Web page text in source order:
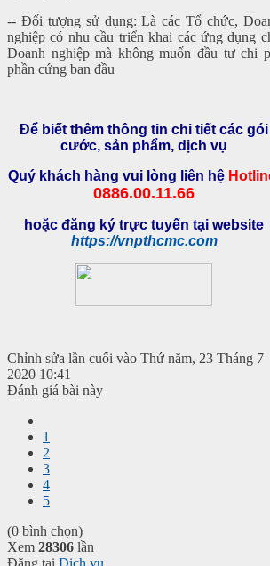
-- Đối tượng sử dụng: Là các Tổ chức,
nghiệp có nhu cầu triển khai các ứng dụng
Doanh nghiệp mà không muốn đầu tư chi
phần cứng ban đầu
Để biết thêm thông tin chi tiết các gói
cước, sản phẩm, dịch vụ
Quý khách hàng vui lòng liên hệ
0886.00.11.66
hoặc đăng ký trực tuyến tại website
https://vnpthcmc.com
Chỉnh sửa lần cuối vào Thứ năm, 23 Tháng 7
2020 10:41
Đánh giá bài này
1
2
3
4
5
(0 bình chọn)
Xem 28306 lần